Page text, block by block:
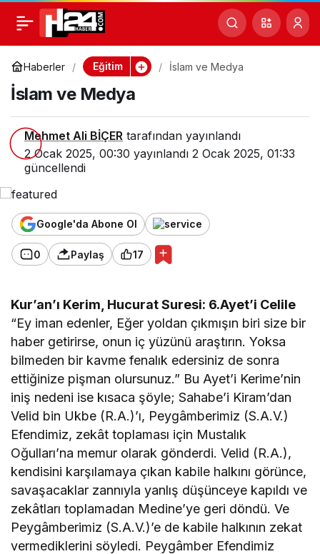
Haberler Eğitim İslam ve Medya
İslam ve Medya
Mehmet Ali BİÇER tarafından yayınlandı
2 Ocak 2025, 00:30 yayınlandı 2 Ocak 2025, 01:33
güncellendi
Google'da Abone Ol
0 Paylaş 17
Kur’an’ı Kerim, Hucurat Suresi: 6.Ayet’i Celile
“Ey iman edenler, Eğer yoldan çıkmışın biri size bir
haber getirirse, onun iç yüzünü araştırın. Yoksa
bilmeden bir kavme fenalık edersiniz de sonra
ettiğinize pişman olursunuz.” Bu Ayet’i Kerime’nin
iniş nedeni ise kısaca şöyle; Sahabe’i Kiram’dan
Velid bin Ukbe (R.A.)’ı, Peygâmberimiz (S.A.V.)
Efendimiz, zekât toplaması için Mustalık
Oğulları’na memur olarak gönderdi. Velid (R.A.),
kendisini karşılamaya çıkan kabile halkını görünce,
savaşacaklar zannıyla yanlış düşünceye kapıldı ve
zekâtları toplamadan Medine’ye geri döndü. Ve
Peygâmberimiz (S.A.V.)’e de kabile halkının zekat
vermediklerini söyledi. Peygâmber Efendimiz
İslam ve Medya 0